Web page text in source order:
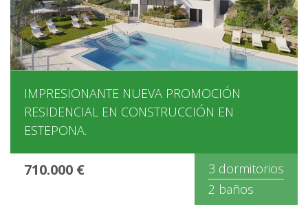
IMPRESIONANTE NUEVA PROMOCIÓN
RESIDENCIAL EN CONSTRUCCIÓN EN
ESTEPONA.
710.000 €
3 dormitorios
2 baños